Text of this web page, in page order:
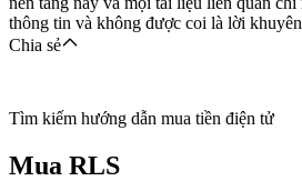
thông tin và không được coi là lời
Chia sẻ
Tìm kiếm hướng dẫn mua tiền điện tử
Mua RLS